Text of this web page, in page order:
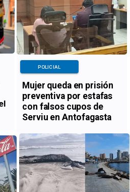
Mujer queda en prisión
preventiva por estafas
con falsos cupos de
Serviu en Antofagasta
POLICIAL